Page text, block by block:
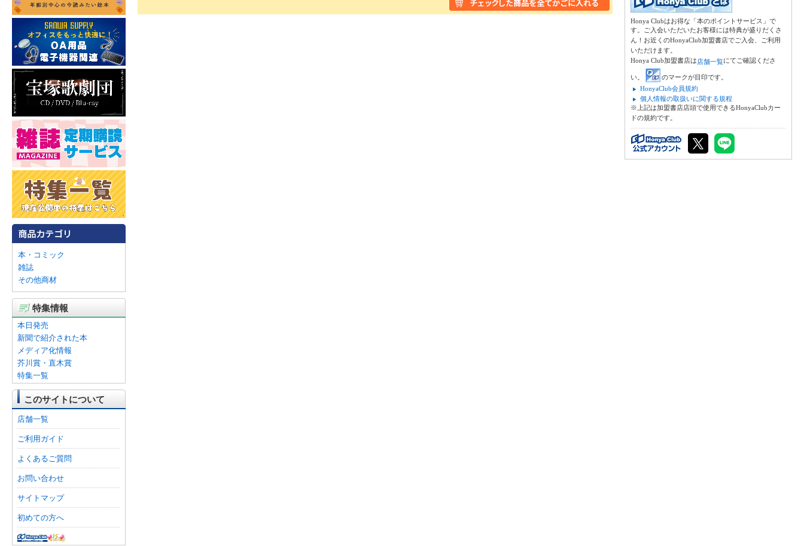
本・コミック
雑誌
その他商材
特集情報
本日発売
新聞で紹介された本
メディア化情報
芥川賞・直木賞
特集一覧
このサイトについて
店舗一覧
ご利用ガイド
よくあるご質問
お問い合わせ
サイトマップ
初めての方へ
Honya Clubはお得な「本のポイントサービス」で
す。ご入会いただいたお客様には特典が盛りだくさ
ん！お近くのHonyaClub加盟書店でご入会、ご利用
いただけます。
Honya Club加盟書店は店舗一覧にてご確認くださ
い。
のマークが目印です。
HonyaClub会員規約
個人情報の取扱いに関する規程
※上記は加盟書店店頭で使用できるHonyaClubカー
ドの規約です。